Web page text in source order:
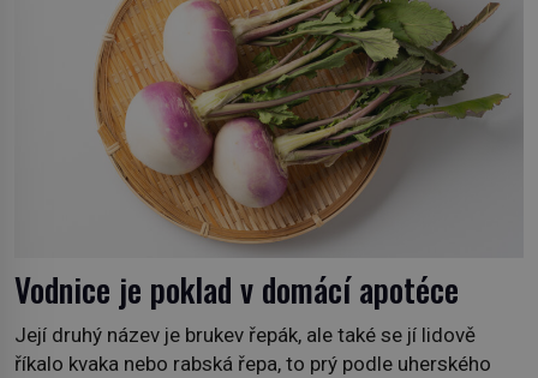
Vodnice je poklad v domácí apotéce
Její druhý název je brukev řepák, ale také se jí lidově
říkalo kvaka nebo rabská řepa, to prý podle uherského